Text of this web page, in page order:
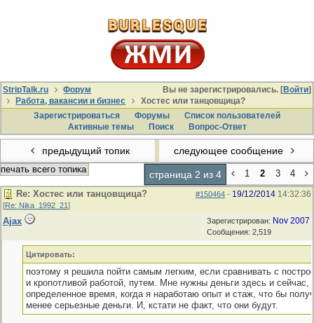
Вы не зарегистрировались. [Войти]
StripTalk.ru
Форум
Работа, вакансии и бизнес
Хостес или танцовщица?
Зарегистрироваться
Форумы
Список пользователей
Активные темы
Поиcк Вопрос-Ответ
предыдущий топик следующее сообщение
печать всего топика страница 2 из 4 1 2 3 4
#150464 - 19/12/2014 14:32:36
Re: Хостес или танцовщица?
[Re: Nika_1992_21]
Зарегистрирован: Nov 2007
Сообщения: 2,519
Ajax
Цитировать:
поэтому я решила пойти самым легким, если сравнивать с
и кропотливой работой, путем. Мне нужны деньги здесь и сейчас,
определенное время, когда я наработаю опыт и стаж, что бы
менее серьезные деньги. И, кстати не факт, что они будут.